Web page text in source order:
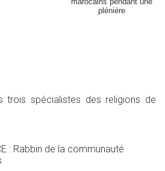
plénière
trois spécialistes des religions de
: Rabbin de la communauté